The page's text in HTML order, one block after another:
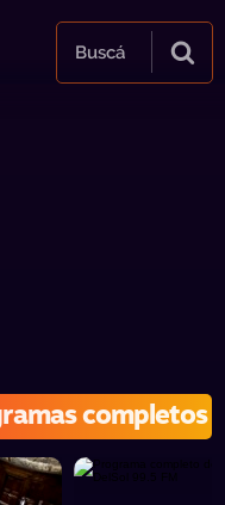
Buscá
completos